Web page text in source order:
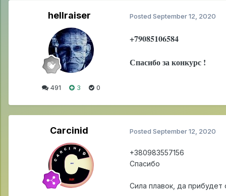
hellraiser
491 3 0
Posted September 12, 2020
+79085106584
Спасибо за конкурс !
Carcinid Posted September 12, 2020
+380983557156
Спасибо
Сила плавок, да прибудет